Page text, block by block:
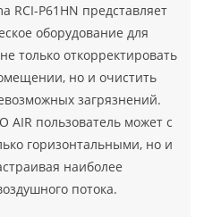
RCI-P61HN представляет
оборудование для
только откорректировать
но и очистить
загрязнений.
AIR пользователь может с
горизонтальными, но и
наиболее
потока.